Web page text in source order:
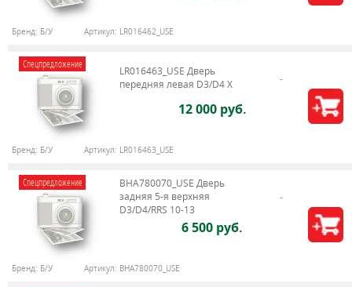
Бренд: Б/У Артикул: LR016462_USE
Спецпредложение
LR016463_USE Дверь
передняя левая D3/D4 Х
12 000 руб.
Бренд: Б/У Артикул: LR016463_USE
Спецпредложение
BHA780070_USE Дверь
задняя 5-я верхняя
D3/D4/RRS 10-13
6 500 руб.
Бренд: Б/У Артикул: BHA780070_USE